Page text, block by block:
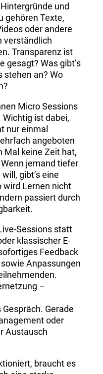
und
gehören Texte,
oder andere
verständlich
Transparenz ist
gesagt? Was gibt’s
stehen an? Wo
Micro Sessions
ist dabei,
nur einmal
angeboten
Mal keine Zeit hat,
jemand tiefer
gibt’s eine
wird Lernen nicht
passiert durch
Sessions statt
klassischer E-
Feedback
Anpassungen
–
Gerade
oder
Austausch
braucht es